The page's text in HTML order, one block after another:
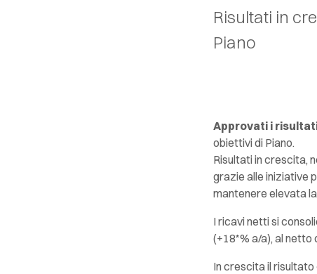
Risultati in
Piano
Approvati i
obiettivi di Piano.
Risultati in crescita,
grazie alle iniziative
mantenere elevata
I ricavi netti si
(+18*% a/a), al
In crescita il risultato